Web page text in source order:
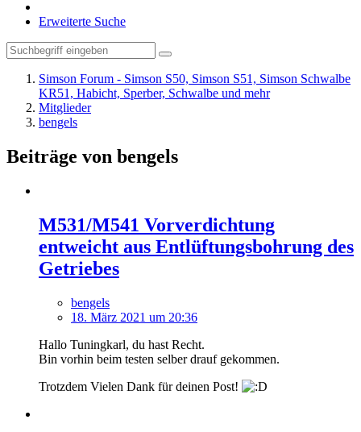
Erweiterte Suche
Simson Forum - Simson S50, Simson S51, Simson Schwalbe
KR51, Habicht, Sperber, Schwalbe und mehr
Mitglieder
bengels
Beiträge von bengels
M531/M541 Vorverdichtung
entweicht aus Entlüftungsbohrung des
Getriebes
bengels
18. März 2021 um 20:36
Hallo Tuningkarl, du hast Recht.
Bin vorhin beim testen selber drauf gekommen.
Trotzdem Vielen Dank für deinen Post!